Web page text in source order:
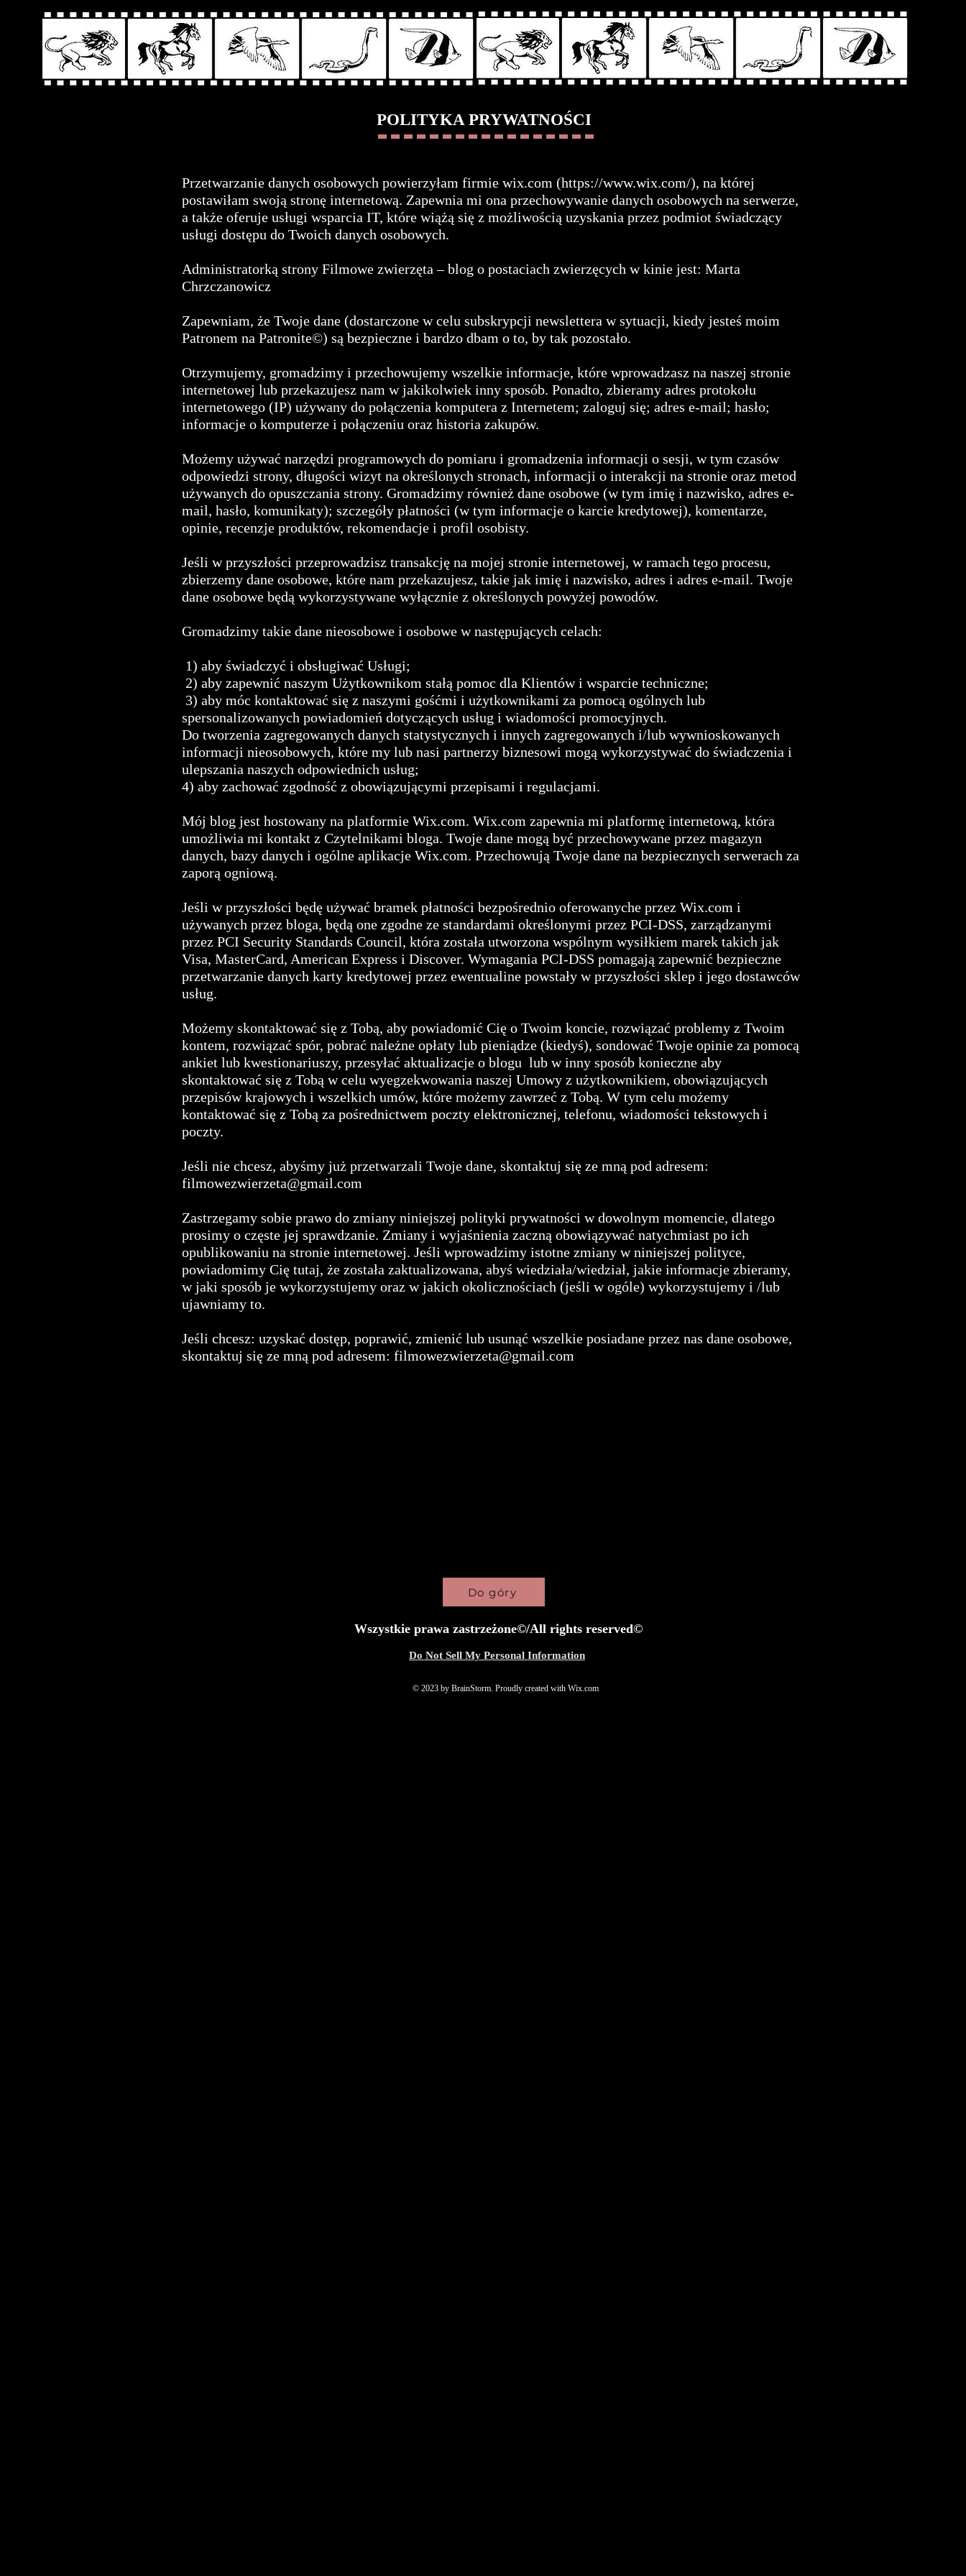
POLITYKA PRYWATNOŚCI
Przetwarzanie danych osobowych powierzyłam firmie wix.com (https://www.wix.com/), na której
postawiłam swoją stronę internetową. Zapewnia mi ona przechowywanie danych osobowych na serwerze,
a także oferuje usługi wsparcia IT, które wiążą się z możliwością uzyskania przez podmiot świadczący
usługi dostępu do Twoich danych osobowych.
Administratorką strony Filmowe zwierzęta – blog o postaciach zwierzęcych w kinie jest: Marta
Chrzczanowicz
Zapewniam, że Twoje dane (dostarczone w celu subskrypcji newslettera w sytuacji, kiedy jesteś moim
Patronem na Patronite©) są bezpieczne i bardzo dbam o to, by tak pozostało.
Otrzymujemy, gromadzimy i przechowujemy wszelkie informacje, które wprowadzasz na naszej stronie
internetowej lub przekazujesz nam w jakikolwiek inny sposób. Ponadto, zbieramy adres protokołu
internetowego (IP) używany do połączenia komputera z Internetem; zaloguj się; adres e-mail; hasło;
informacje o komputerze i połączeniu oraz historia zakupów.
Możemy używać narzędzi programowych do pomiaru i gromadzenia informacji o sesji, w tym czasów
odpowiedzi strony, długości wizyt na określonych stronach, informacji o interakcji na stronie oraz metod
używanych do opuszczania strony. Gromadzimy również dane osobowe (w tym imię i nazwisko, adres e-
mail, hasło, komunikaty); szczegóły płatności (w tym informacje o karcie kredytowej), komentarze,
opinie, recenzje produktów, rekomendacje i profil osobisty.
Jeśli w przyszłości przeprowadzisz transakcję na mojej stronie internetowej, w ramach tego procesu,
zbierzemy dane osobowe, które nam przekazujesz, takie jak imię i nazwisko, adres i adres e-mail. Twoje
dane osobowe będą wykorzystywane wyłącznie z określonych powyżej powodów.
Gromadzimy takie dane nieosobowe i osobowe w następujących celach:
1) aby świadczyć i obsługiwać Usługi;
2) aby zapewnić naszym Użytkownikom stałą pomoc dla Klientów i wsparcie techniczne;
3) aby móc kontaktować się z naszymi gośćmi i użytkownikami za pomocą ogólnych lub
spersonalizowanych powiadomień dotyczących usług i wiadomości promocyjnych.
Do tworzenia zagregowanych danych statystycznych i innych zagregowanych i/lub wywnioskowanych
informacji nieosobowych, które my lub nasi partnerzy biznesowi mogą wykorzystywać do świadczenia i
ulepszania naszych odpowiednich usług;
4) aby zachować zgodność z obowiązującymi przepisami i regulacjami.
Mój blog jest hostowany na platformie Wix.com. Wix.com zapewnia mi platformę internetową, która
umożliwia mi kontakt z Czytelnikami bloga. Twoje dane mogą być przechowywane przez magazyn
danych, bazy danych i ogólne aplikacje Wix.com. Przechowują Twoje dane na bezpiecznych serwerach za
zaporą ogniową.
Jeśli w przyszłości będę używać bramek płatności bezpośrednio oferowanyche przez Wix.com i
używanych przez bloga, będą one zgodne ze standardami określonymi przez PCI-DSS, zarządzanymi
przez PCI Security Standards Council, która została utworzona wspólnym wysiłkiem marek takich jak
Visa, MasterCard, American Express i Discover. Wymagania PCI-DSS pomagają zapewnić bezpieczne
przetwarzanie danych karty kredytowej przez ewentualine powstały w przyszłości sklep i jego dostawców
usług.
Możemy skontaktować się z Tobą, aby powiadomić Cię o Twoim koncie, rozwiązać problemy z Twoim
kontem, rozwiązać spór, pobrać należne opłaty lub pieniądze (kiedyś), sondować Twoje opinie za pomocą
ankiet lub kwestionariuszy, przesyłać aktualizacje o blogu lub w inny sposób konieczne aby
skontaktować się z Tobą w celu wyegzekwowania naszej Umowy z użytkownikiem, obowiązujących
przepisów krajowych i wszelkich umów, które możemy zawrzeć z Tobą. W tym celu możemy
kontaktować się z Tobą za pośrednictwem poczty elektronicznej, telefonu, wiadomości tekstowych i
poczty.
Jeśli nie chcesz, abyśmy już przetwarzali Twoje dane, skontaktuj się ze mną pod adresem:
filmowezwierzeta@gmail.com
Zastrzegamy sobie prawo do zmiany niniejszej polityki prywatności w dowolnym momencie, dlatego
prosimy o częste jej sprawdzanie. Zmiany i wyjaśnienia zaczną obowiązywać natychmiast po ich
opublikowaniu na stronie internetowej. Jeśli wprowadzimy istotne zmiany w niniejszej polityce,
powiadomimy Cię tutaj, że została zaktualizowana, abyś wiedziała/wiedział, jakie informacje zbieramy,
w jaki sposób je wykorzystujemy oraz w jakich okolicznościach (jeśli w ogóle) wykorzystujemy i /lub
ujawniamy to.
Jeśli chcesz: uzyskać dostęp, poprawić, zmienić lub usunąć wszelkie posiadane przez nas dane osobowe,
skontaktuj się ze mną pod adresem: filmowezwierzeta@gmail.com
Do góry
Wszystkie prawa zastrzeżone©/All rights reserved©
Do Not Sell My Personal Information
© 2023 by BrainStorm. Proudly created with Wix.com